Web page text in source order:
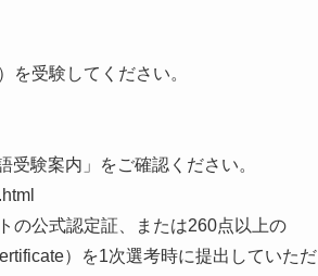
を受験してください。
験案内」をご確認ください。
の公式認定証、または260点以上の
）を1次選考時に提出していただ